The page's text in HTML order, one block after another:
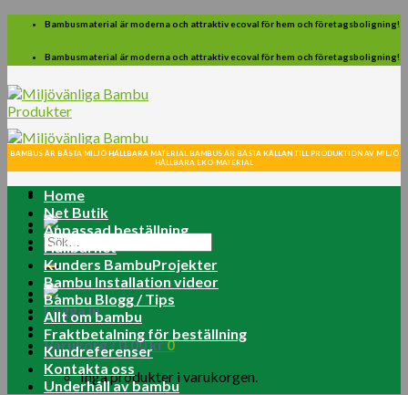
Skip
content
Bambusmaterial är moderna och attraktiv ecoval för hem och företagsboligning!
Bambusmaterial är moderna och attraktiv ecoval för hem och företagsboligning!
Sök
efter:
Logga in
Varukorg /0.00kr0
Inga produkter i varukorgen.
BAMBUS ÄR BÄSTA MILJÖ HÅLLBARA MATERIAL BAMBUS ÄR BÄSTA KÄLLAN TILL PRODUKTION AV MILJÖ
HÅLLBARA EKO-MATERIAL
Home
Net Butik
Anpassad beställning
Hållbarhet
Kunders BambuProjekter
Bambu Installation videor
Bambu Blogg / Tips
Allt om bambu
Fraktbetalning för beställning
Kundreferenser
Kontakta oss
Underhåll av bambu